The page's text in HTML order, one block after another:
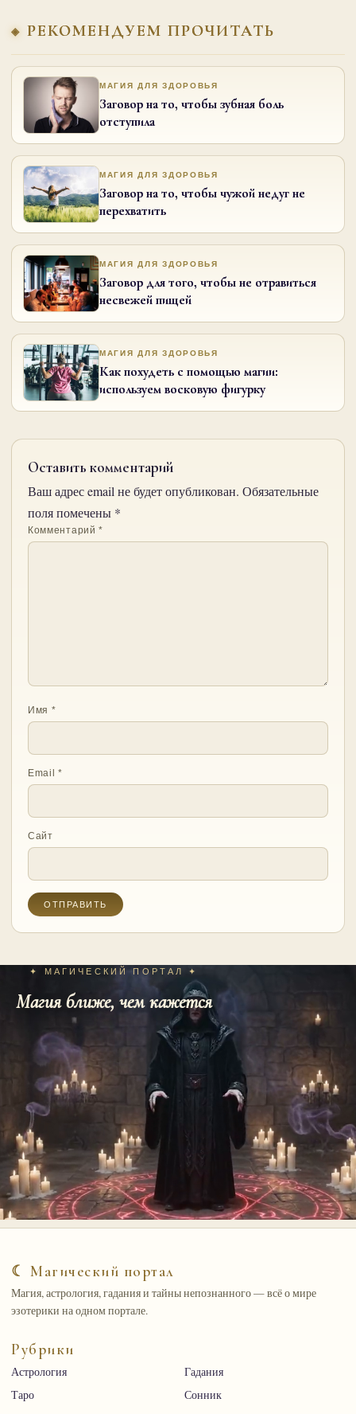
РЕКОМЕНДУЕМ ПРОЧИТАТЬ
МАГИЯ ДЛЯ ЗДОРОВЬЯ
Заговор на то, чтобы зубная боль
отступила
МАГИЯ ДЛЯ ЗДОРОВЬЯ
Заговор на то, чтобы чужой недуг не
перехватить
МАГИЯ ДЛЯ ЗДОРОВЬЯ
Заговор для того, чтобы не отравиться
несвежей пищей
МАГИЯ ДЛЯ ЗДОРОВЬЯ
Как похудеть с помощью магии:
используем восковую фигурку
Оставить комментарий
Ваш адрес email не будет опубликован. Обязательные
поля помечены *
Комментарий*
Имя *
Email*
Сайт
✦ МАГИЧЕСКИЙ ПОРТАЛ ✦
Магия ближе, чем кажется
☾ Магический портал
Магия, астрология, гадания и тайны непознанного — всё о мире
эзотерики на одном портале.
Рубрики
Астрология
Гадания
Таро
Сонник